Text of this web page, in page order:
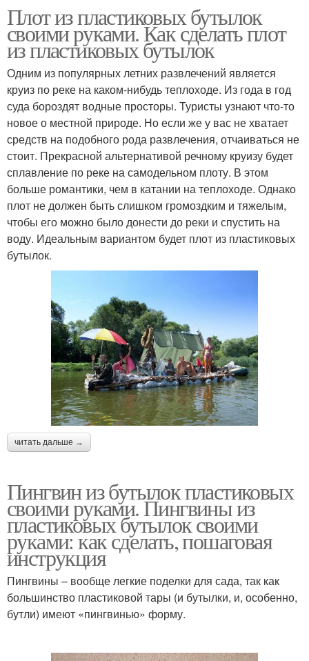
Плот из пластиковых бутылок
своими руками. Как сделать плот
из пластиковых бутылок
Одним из популярных летних развлечений является
круиз по реке на каком-нибудь теплоходе. Из года в год
суда бороздят водные просторы. Туристы узнают что-то
новое о местной природе. Но если же у вас не хватает
средств на подобного рода развлечения, отчаиваться не
стоит. Прекрасной альтернативой речному круизу будет
сплавление по реке на самодельном плоту. В этом
больше романтики, чем в катании на теплоходе. Однако
плот не должен быть слишком громоздким и тяжелым,
чтобы его можно было донести до реки и спустить на
воду. Идеальным вариантом будет плот из пластиковых
бутылок.
читать дальше →
Пингвин из бутылок пластиковых
своими руками. Пингвины из
пластиковых бутылок своими
руками: как сделать, пошаговая
инструкция
Пингвины – вообще легкие поделки для сада, так как
большинство пластиковой тары (и бутылки, и, особенно,
бутли) имеют «пингвинью» форму.